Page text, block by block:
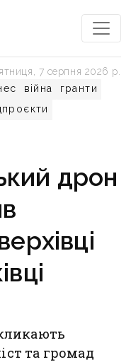
війна
гранти
7 серпня 2026 р.
дрон
та громад